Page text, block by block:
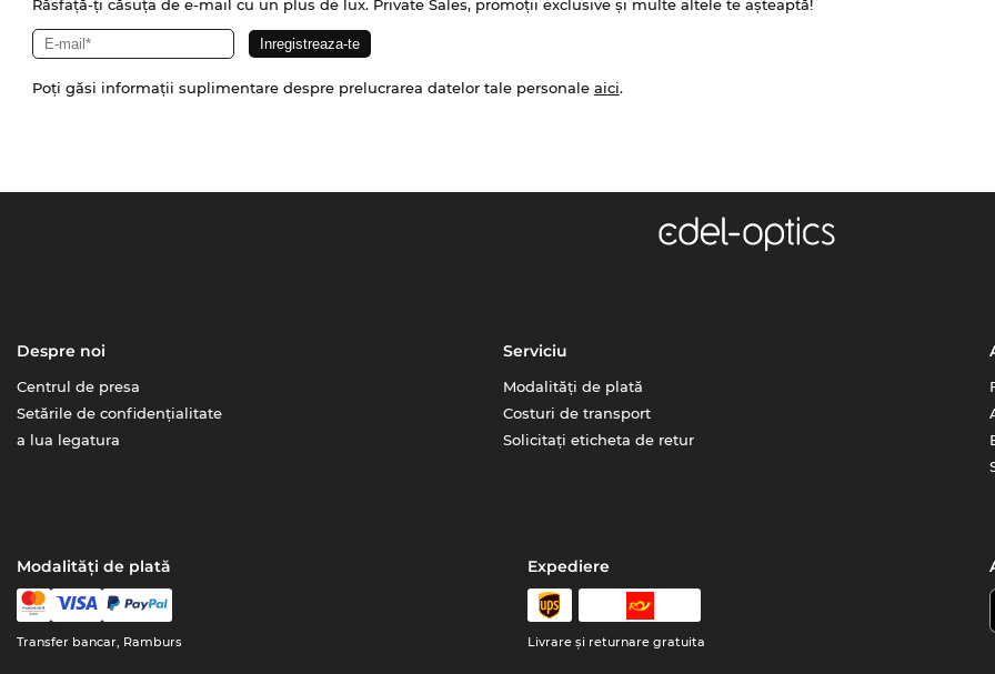
Răsfață-ți căsuța de e-mail cu un plus de lux. Private Sales, promoții exclusive și multe altele te așteaptă!
Poți găsi informații suplimentare despre prelucrarea datelor tale personale aici.
Despre noi
Centrul de presa
Setările de confidențialitate
a lua legatura
Serviciu
Modalități de plată
Costuri de transport
Solicitați eticheta de retur
Modalități de plată
Transfer bancar, Ramburs
Expediere
Livrare şi returnare gratuita